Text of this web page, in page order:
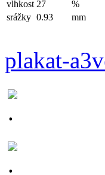
vlhkost 27
%
srážky 0.93 mm
plakat-